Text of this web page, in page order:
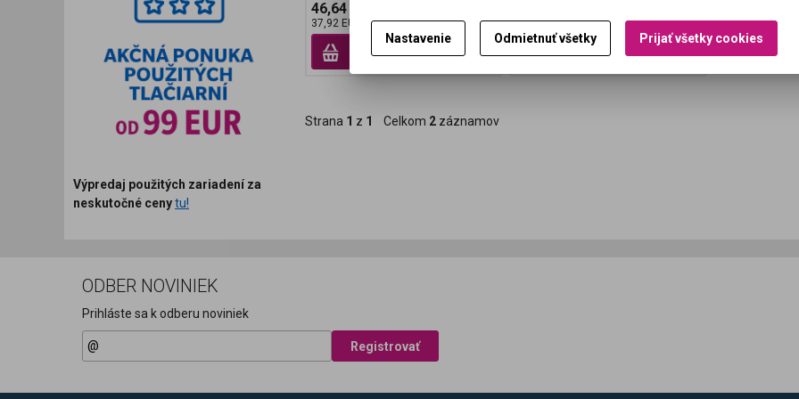
Výpredaj použitých zariadení za
neskutočné cenytu!
46,64 EUR
37,92 EUR (Vaša cena bez DPH:)
Pridať do košíka
64,44 EUR (Vaša cena bez DPH:)
Pridať do košíka
Strana 1 z 1 Celkom 2 záznamov
ODBER NOVINIEK
Prihláste sa k odberu noviniek
Registrovať
Nastavenie Odmietnuť všetky Prijať všetky cookies